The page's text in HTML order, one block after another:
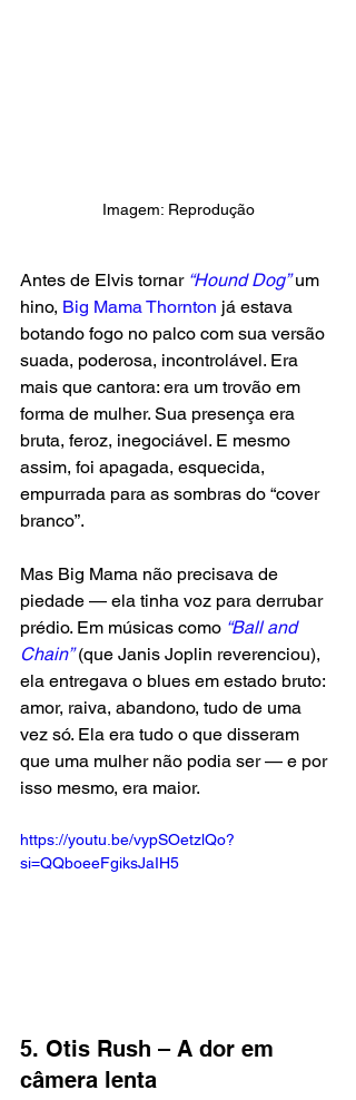
Imagem: Reprodução
Antes de Elvis tornar “Hound Dog” um
hino, Big Mama Thornton já estava
botando fogo no palco com sua versão
suada, poderosa, incontrolável. Era
mais que cantora: era um trovão em
forma de mulher. Sua presença era
bruta, feroz, inegociável. E mesmo
assim, foi apagada, esquecida,
empurrada para as sombras do “cover
branco”.
Mas Big Mama não precisava de
piedade — ela tinha voz para derrubar
prédio. Em músicas como “Ball and
Chain” (que Janis Joplin reverenciou),
ela entregava o blues em estado bruto:
amor, raiva, abandono, tudo de uma
vez só. Ela era tudo o que disseram
que uma mulher não podia ser — e por
isso mesmo, era maior.
https://youtu.be/vypSOetzlQo?
si=QQboeeFgiksJaIH5
5. Otis Rush – A dor em
câmera lenta